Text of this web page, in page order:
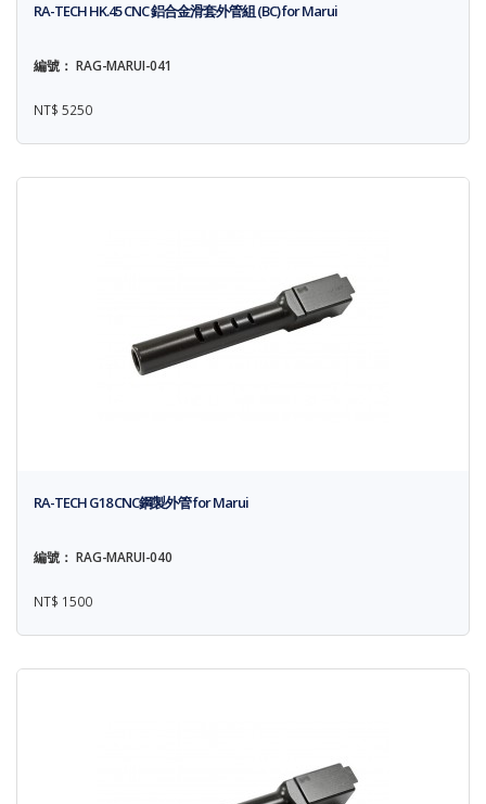
RA-TECH HK.45 CNC 鋁合金滑套外管組 (BC) for Marui
編號： RAG-MARUI-041
NT$ 5250
RA-TECH G18 CNC鋼製外管 for Marui
編號： RAG-MARUI-040
NT$ 1500